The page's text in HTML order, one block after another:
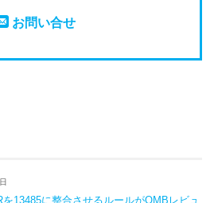
お問い合せ
を13485に整合させるルールがOMBレビュ